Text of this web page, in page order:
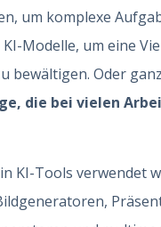
um komplexe
Modelle, um eine
bewältigen. Oder
die bei vielen
KI-Tools verwendet